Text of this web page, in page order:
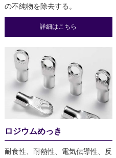
の不純物を除去する。
詳細はこちら
ロジウムめっき
耐食性、耐熱性、電気伝導性、反